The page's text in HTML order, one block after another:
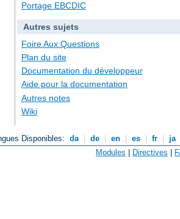
Portage EBCDIC
Autres sujets
Foire Aux Questions
Plan du site
Documentation du développeur
Aide pour la documentation
Autres notes
Wiki
Disponibles: da de en es fr ja
Modules | Directives |